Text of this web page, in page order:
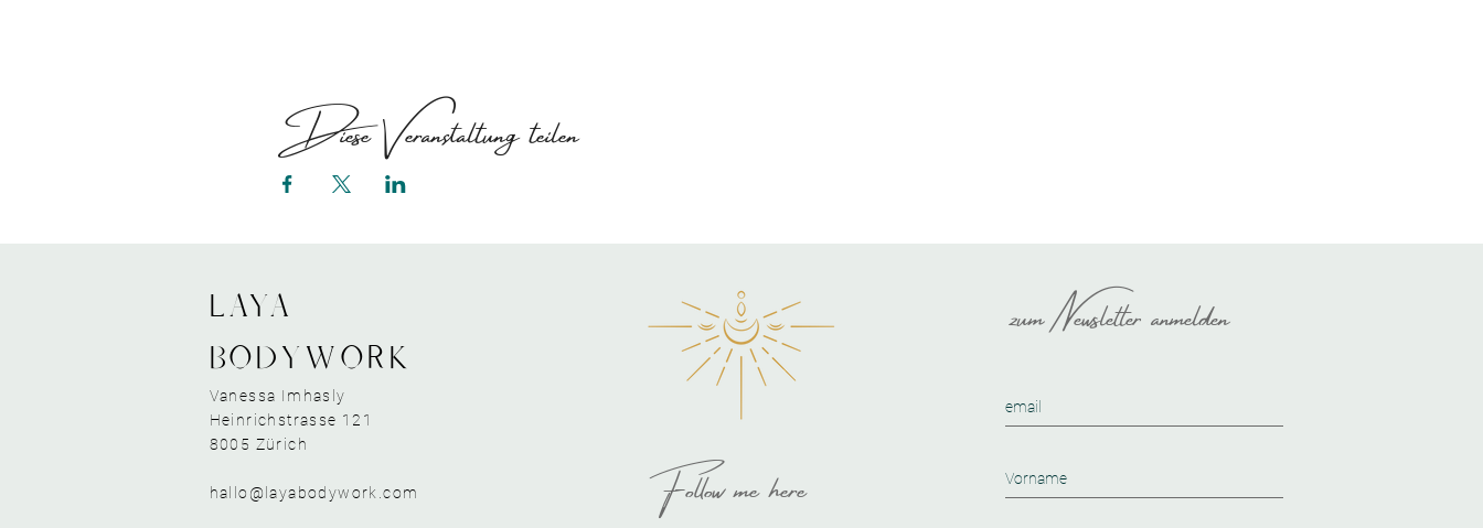
Diese Veranstaltung teilen
LAYA
bodywork
Vanessa Imhasly
Heinrichstrasse 121
8005 Zürich
hallo@layabodywork.com Follow me here
zum Newsletter anmelden